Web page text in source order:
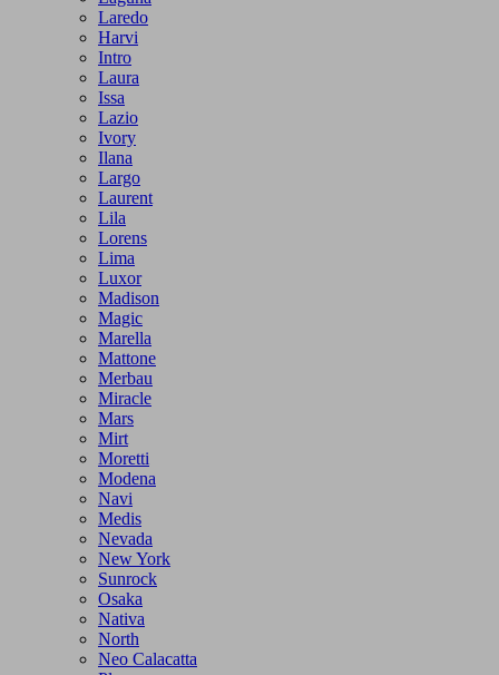
Laredo
Harvi
Intro
Laura
Issa
Lazio
Ivory
Ilana
Largo
Laurent
Lila
Lorens
Lima
Luxor
Madison
Magic
Marella
Mattone
Merbau
Miracle
Mars
Mirt
Moretti
Modena
Navi
Medis
Nevada
New York
Sunrock
Osaka
Nativa
North
Neo Calacatta